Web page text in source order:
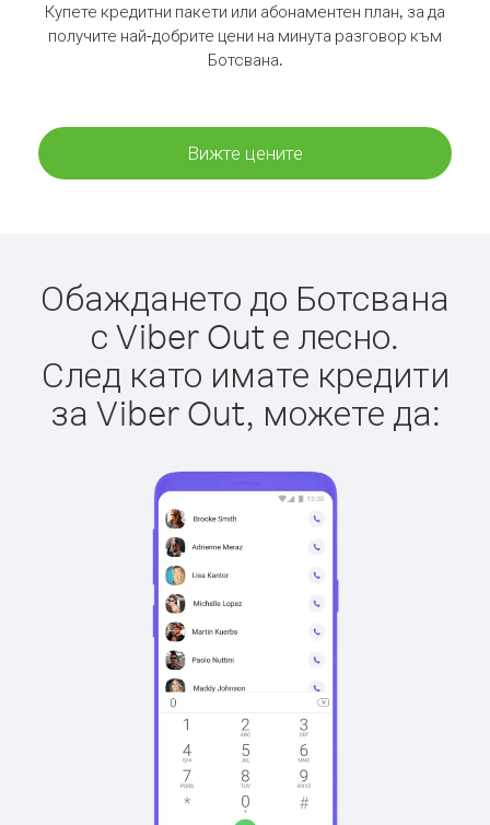
Купете кредитни пакети или абонаментен план, за да
получите най-добрите цени на минута разговор към
Ботсвана.
Вижте цените
Обаждането до Ботсвана
с Viber Out е лесно.
След като имате кредити
за Viber Out, можете да: